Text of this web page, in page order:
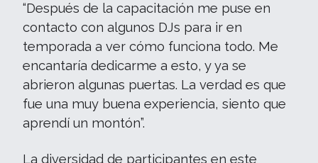
“Después de la capacitación me puse en
contacto con algunos DJs para ir en
temporada a ver cómo funciona todo. Me
encantaría dedicarme a esto, y ya se
abrieron algunas puertas. La verdad es que
fue una muy buena experiencia, siento que
aprendí un montón”.
La diversidad de participantes en este